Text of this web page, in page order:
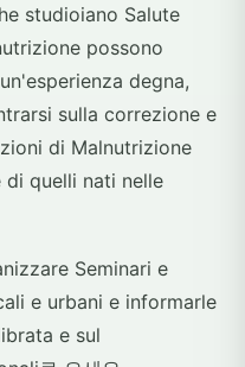
studioiano Salute
possono
degna,
sulla correzione e
di Malnutrizione
di quelli nati nelle
Seminari e
e urbani e informarle
e sul